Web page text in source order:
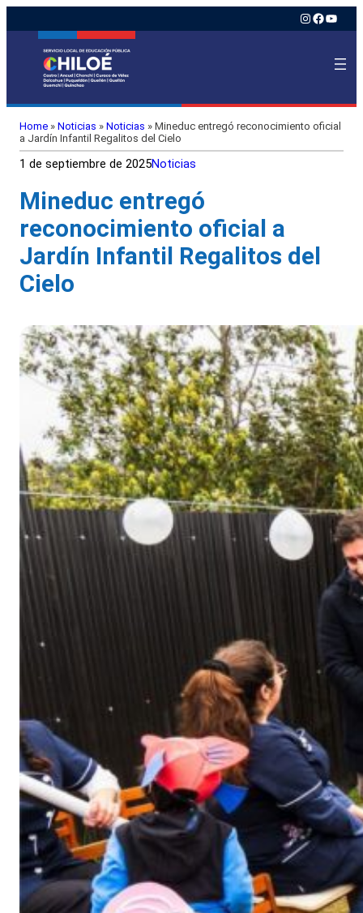
Instagram
Home » Noticias » Noticias » Mineduc entregó reconocimiento oficial
a Jardín Infantil Regalitos del Cielo
1 de septiembre de 2025Noticias
Mineduc entregó
reconocimiento oficial a
Jardín Infantil Regalitos del
Cielo